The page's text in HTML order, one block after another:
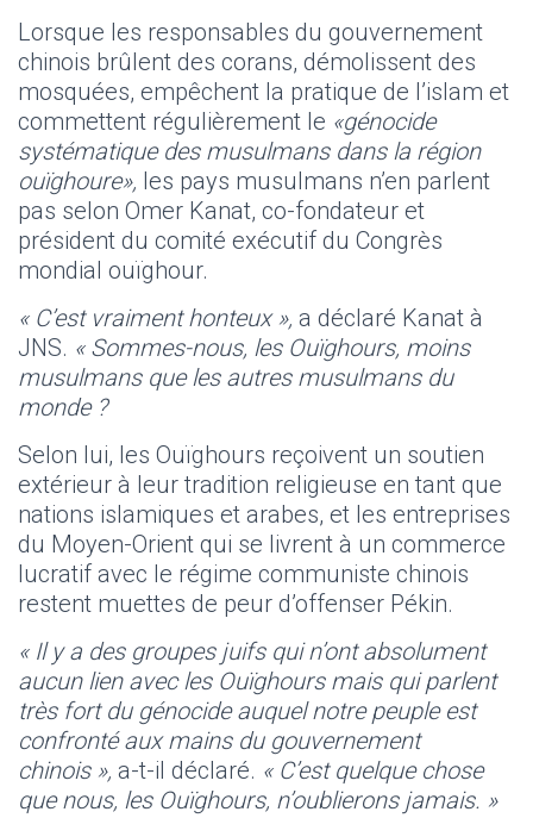
Lorsque les responsables du gouvernement
chinois brûlent des corans, démolissent des
mosquées, empêchent la pratique de l’islam et
commettent régulièrement le «génocide
systématique des musulmans dans la région
ouïghoure», les pays musulmans n’en parlent
pas selon Omer Kanat, co-fondateur et
président du comité exécutif du Congrès
mondial ouïghour.
« C’est vraiment honteux », a déclaré Kanat à
JNS. « Sommes-nous, les Ouïghours, moins
musulmans que les autres musulmans du
monde ?
Selon lui, les Ouïghours reçoivent un soutien
extérieur à leur tradition religieuse en tant que
nations islamiques et arabes, et les entreprises
du Moyen-Orient qui se livrent à un commerce
lucratif avec le régime communiste chinois
restent muettes de peur d’offenser Pékin.
« Il y a des groupes juifs qui n’ont absolument
aucun lien avec les Ouïghours mais qui parlent
très fort du génocide auquel notre peuple est
confronté aux mains du gouvernement
chinois », a-t-il déclaré. « C’est quelque chose
que nous, les Ouïghours, n’oublierons jamais. »